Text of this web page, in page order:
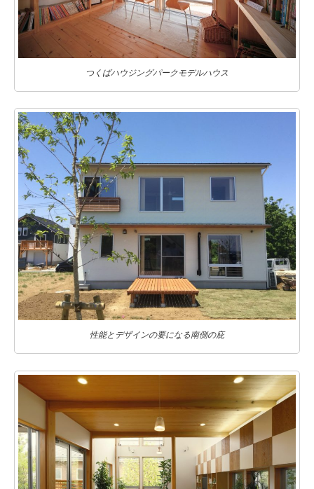
つくばハウジングパークモデルハウス
性能とデザインの要になる南側の庇